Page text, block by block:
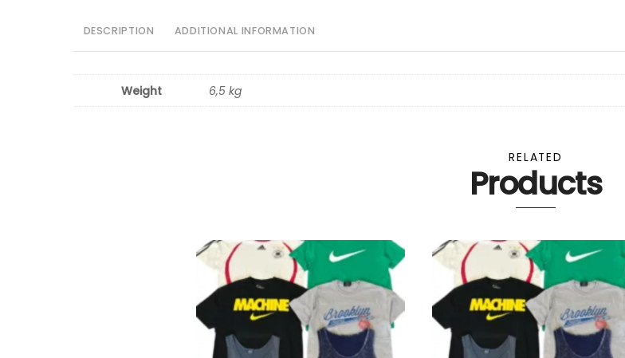
pcs
DESCRIPTION ADDITIONAL INFORMATION
Weight 6,5 kg
RELATED
Products